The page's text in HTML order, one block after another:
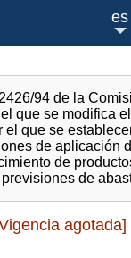
es
94 de la
que se modifica
el que se
de aplicación
de
de
agotada]